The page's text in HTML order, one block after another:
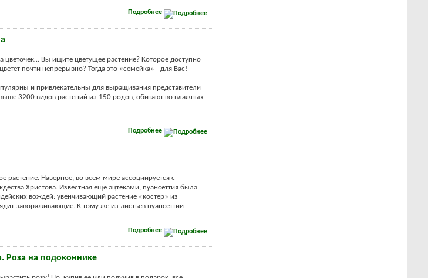
Подробнее
цветочек… Вы ищите цветущее растение? Которое доступно
почти непрерывно? Тогда это «семейка» - для Вас!
и привлекательны для выращивания представители
3200 видов растений из 150 родов, обитают во влажных
Подробнее
растение. Наверное, во всем мире ассоциируется с
Христова. Известная еще ацтеками, пуансеттия была
вождей: увенчивающий растение «костер» из
завораживающие. К тому же из листьев пуансеттии
Подробнее
Роза на подоконнике